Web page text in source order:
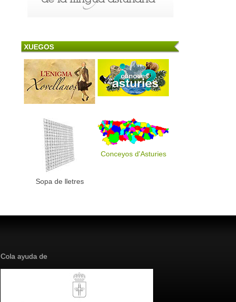
XUEGOS
Sopa de lletres
Conceyos d'Asturies
Cola ayuda de